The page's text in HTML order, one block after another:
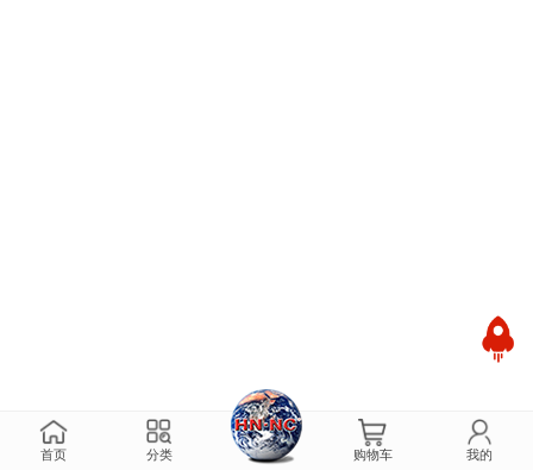
首页 分类 购物车 我的